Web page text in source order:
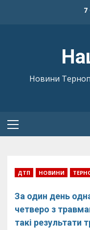
7
Новини
Primary
ДТП НОВИНИ
За один день
четверо з
такі результати